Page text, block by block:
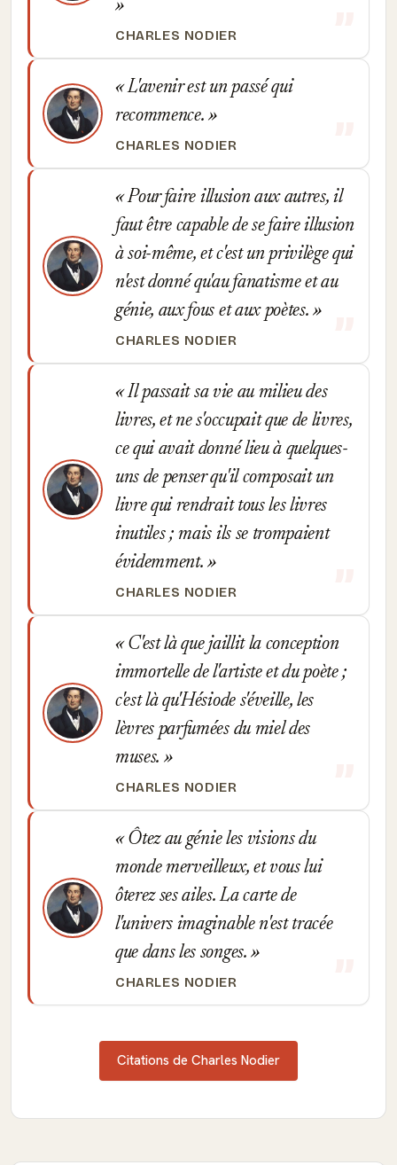
CHARLES NODIER
L'avenir est un passé qui
recommence.
CHARLES NODIER
Pour faire illusion aux autres, il
faut être capable de se faire illusion
à soi-même, et c'est un privilège qui
n'est donné qu'au fanatisme et au
génie, aux fous et aux poètes.
CHARLES NODIER
Il passait sa vie au milieu des
livres, et ne s'occupait que de livres,
ce qui avait donné lieu à quelques-
uns de penser qu'il composait un
livre qui rendrait tous les livres
inutiles ; mais ils se trompaient
évidemment.
CHARLES NODIER
C'est là que jaillit la conception
immortelle de l'artiste et du poète ;
c'est là qu'Hésiode s'éveille, les
lèvres parfumées du miel des
muses.
CHARLES NODIER
Ôtez au génie les visions du
monde merveilleux, et vous lui
ôterez ses ailes. La carte de
l'univers imaginable n'est tracée
que dans les songes.
CHARLES NODIER
Citations de Charles Nodier